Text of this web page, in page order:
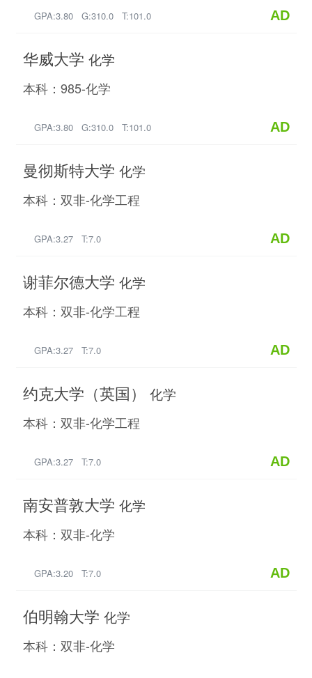
GPA:3.80 G:310.0 T:101.0 AD
华威大学 化学
本科：985-化学
GPA:3.80 G:310.0 T:101.0 AD
曼彻斯特大学 化学
本科：双非-化学工程
GPA:3.27 T:7.0 AD
谢菲尔德大学 化学
本科：双非-化学工程
GPA:3.27 T:7.0 AD
约克大学（英国）
化学
本科：双非-化学工程
GPA:3.27 T:7.0 AD
南安普敦大学 化学
本科：双非-化学
GPA:3.20 T:7.0 AD
伯明翰大学 化学
本科：双非-化学